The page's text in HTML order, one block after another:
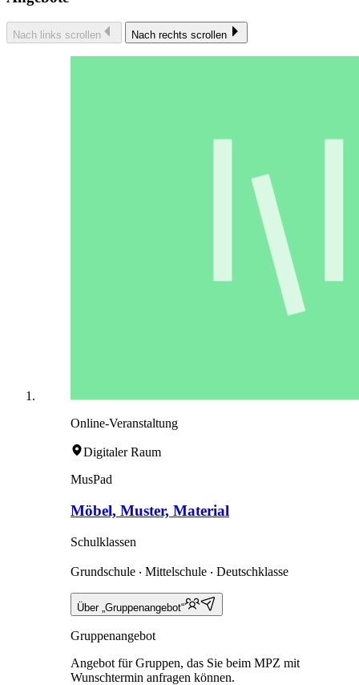
Nach links scrollen Nach rechts scrollen
Online-Veranstaltung
Digitaler Raum
MusPad
Möbel, Muster, Material
Schulklassen
Grundschule ‧ Mittelschule ‧ Deutschklasse
Über „Gruppenangebot“
Gruppenangebot
Angebot für Gruppen, das Sie beim MPZ mit
Wunschtermin anfragen können.